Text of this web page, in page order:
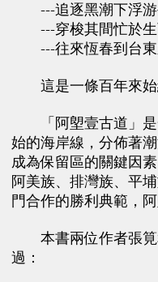
---追逐黑潮下浮游
---穿梭其間忙於生
---往來恆春到台東
這是一條百年來始
「阿塱壹古道」是
始的海岸線，分佈著
成為保留區的關鍵因
阿美族、排灣族、平
門合作的勝利典範，
本書兩位作者張筧
過：